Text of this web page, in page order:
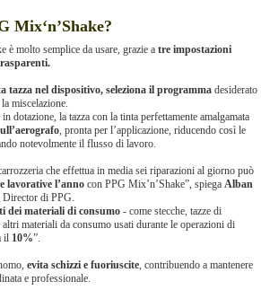
Mix‘n’Shake?
è molto semplice da usare, grazie a tre impostazioni
tazza nel dispositivo, seleziona il programma desiderato
miscelazione.
dotazione, la tazza con la tinta perfettamente amalgamata
, pronta per l’applicazione, riducendo così le
notevolmente il flusso di lavoro.
che effettua in media sei riparazioni al giorno può
lavorative l’anno con PPG Mix’n’Shake”, spiega Alban
di PPG.
dei materiali di consumo - come stecche, tazze di
materiali da consumo usati durante le operazioni di
il 10%”.
evita schizzi e fuoriuscite, contribuendo a mantenere
e professionale.